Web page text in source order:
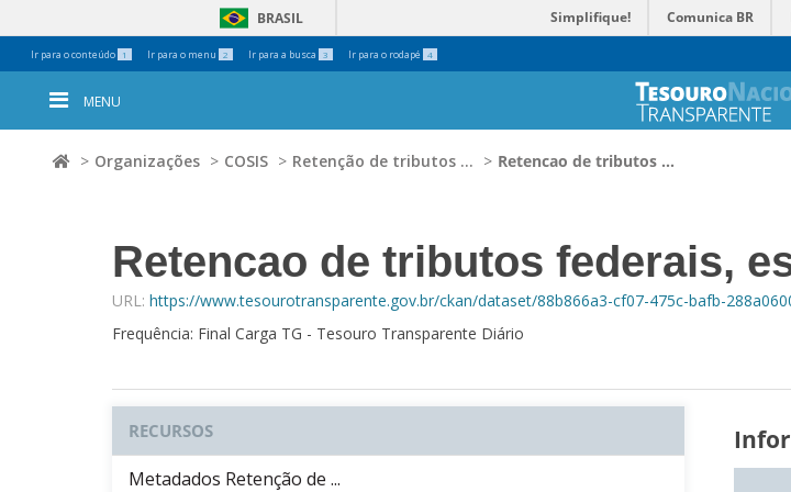
Ir para o conteúdo 1 Ir para o menu 2 Ir para a busca 3 Ir para o rodapé 4
BRASIL Simplifique! Comunica BR
Ferramentas
Pessoais
MENU
Organizações COSIS Retenção de tributos ... Retencao de tributos ...
Retencao de tributos federais,
URL: https://www.tesourotransparente.gov.br/ckan/dataset/88b866a3-cf07-475c-bafb-
Frequência: Final Carga TG - Tesouro Transparente Diário
RECURSOS
Metadados Retenção de ...